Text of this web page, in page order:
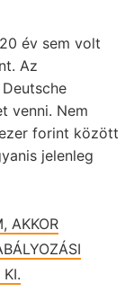
év sem volt
Az
venni. Nem
forint között
jelenleg
AKKOR